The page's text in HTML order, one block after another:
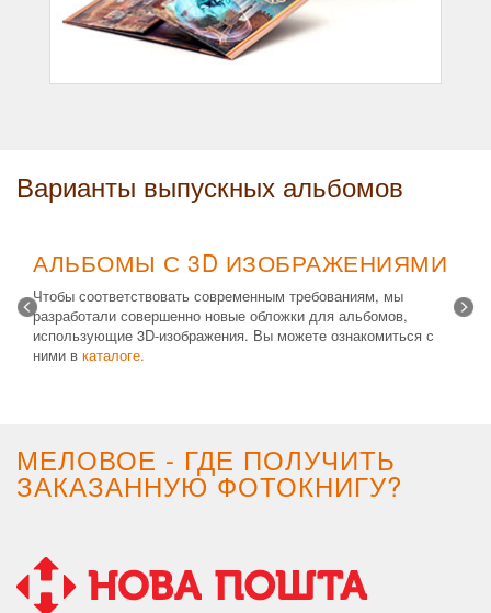
Варианты выпускных альбомов
АЛЬБОМЫ С 3D ИЗОБРАЖЕНИЯМИ
Чтобы соответствовать современным требованиям, мы
разработали совершенно новые обложки для альбомов,
использующие 3D-изображения. Вы можете ознакомиться с
ними в каталоге.
МЕЛОВОЕ - ГДЕ ПОЛУЧИТЬ
ЗАКАЗАННУЮ ФОТОКНИГУ?